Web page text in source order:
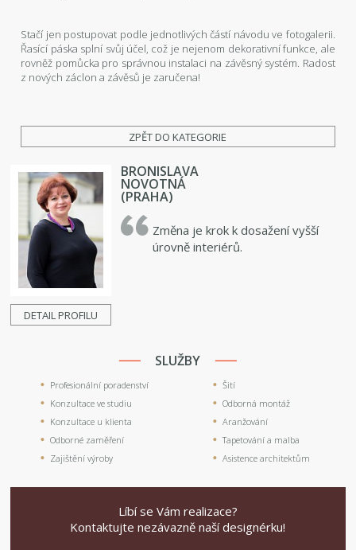
Stačí jen postupovat podle jednotlivých částí návodu ve fotogalerii.
Řasící páska splní svůj účel, což je nejenom dekorativní funkce, ale
rovněž pomůcka pro správnou instalaci na závěsný systém. Radost
z nových záclon a závěsů je zaručena!
ZPĚT DO KATEGORIE
DETAIL PROFILU
BRONISLAVA
NOVOTNÁ
(PRAHA)
Změna je krok k dosažení vyšší
úrovně interiérů.
SLUŽBY
Profesionální poradenství
Konzultace ve studiu
Konzultace u klienta
Odborné zaměření
Zajištění výroby
Šití
Odborná montáž
Aranžování
Tapetování a malba
Asistence architektům
Líbí se Vám realizace?
Kontaktujte nezávazně naší designérku!